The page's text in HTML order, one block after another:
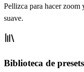
Pellizca para hacer
suave.
Biblioteca de presets